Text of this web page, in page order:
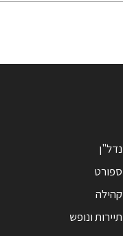
נדל"ן
ספורט
קהילה
תיירות ונופש